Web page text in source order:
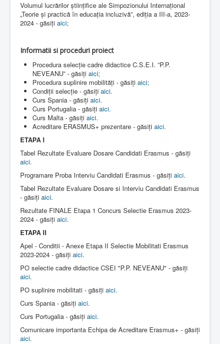
Volumul lucrărilor științifice ale Simpozionului Internațional
„Teorie și practică în educația incluzivă”, ediția a III-a, 2023-
2024 - găsiți aici;
Informatii si proceduri proiect
Procedura selecție cadre didactice C.S.E.I. ”P.P.
NEVEANU” - găsiți aici;
Procedura suplinire mobilități - găsiți aici;
Condiții selecție - găsiți aici.
Curs Spania - găsiți aici.
Curs Portugalia - găsiți aici.
Curs Malta - găsiți aici.
Acreditare ERASMUS+ prezentare - găsiți aici.
ETAPA I
Tabel Rezultate Evaluare Dosare Candidati Erasmus - găsiți
aici.
Programare Proba Interviu Candidati Erasmus - găsiți aici.
Tabel Rezultate Evaluare Dosare si Interviu Candidati Erasmus
- găsiți aici.
Rezultate FINALE Etapa 1 Concurs Selectie Erasmus 2023-
2024 - găsiți aici.
ETAPA II
Apel - Conditii - Anexe Etapa II Selectie Mobilitati Erasmus
2023-2024 - găsiți aici.
PO selectie cadre didactice CSEI "P.P. NEVEANU" - găsiți
aici.
PO suplinire mobilitati - găsiți aici.
Curs Spania - găsiți aici.
Curs Portugalia - găsiți aici.
Comunicare importanta Echipa de Acreditare Erasmus+ - găsiți
aici.